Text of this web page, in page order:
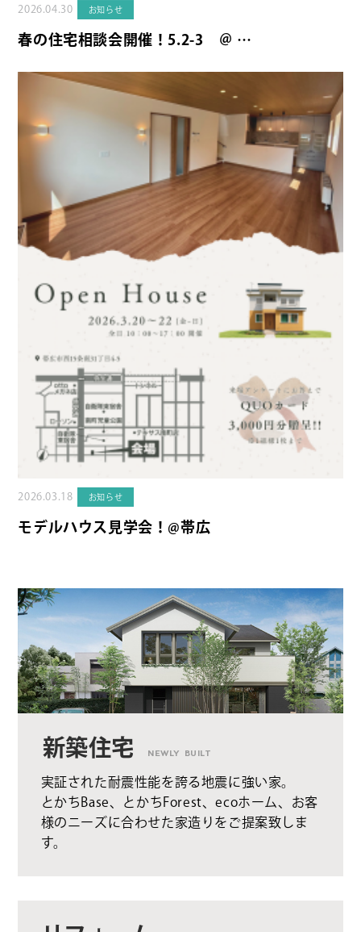
2026.04.30 お知らせ
春の住宅相談会開催！5.2-3 ＠ …
2026.03.18 お知らせ
モデルハウス見学会！@帯広
新築住宅 NEWLY BUILT
実証された耐震性能を誇る地震に強い家。
とかちBase、とかちForest、ecoホーム、お客
様のニーズに合わせた家造りをご提案致しま
す。